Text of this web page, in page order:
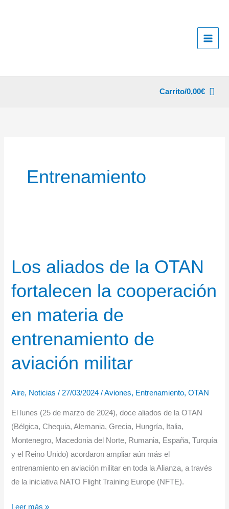
Carrito/0,00€
Entrenamiento
Los aliados de la OTAN
fortalecen la cooperación
en materia de
entrenamiento de
aviación militar
Aire, Noticias / 27/03/2024/Aviones, Entrenamiento,OTAN
El lunes (25 de marzo de 2024), doce aliados de la OTAN
(Bélgica, Chequia, Alemania, Grecia, Hungría, Italia,
Montenegro, Macedonia del Norte, Rumania, España, Turquía
y el Reino Unido) acordaron ampliar aún más el
entrenamiento en aviación militar en toda la Alianza, a través
de la iniciativa NATO Flight Training Europe (NFTE).
Los
Leer más »